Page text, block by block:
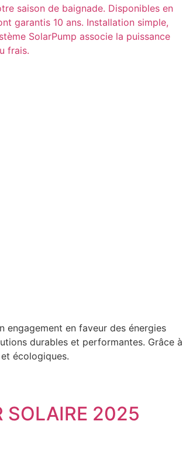
saison de baignade. Disponibles en
garantis 10 ans. Installation simple,
SolarPump associe la puissance
frais.
engagement en faveur des énergies
durables et performantes. Grâce à
écologiques.
SOLAIRE 2025